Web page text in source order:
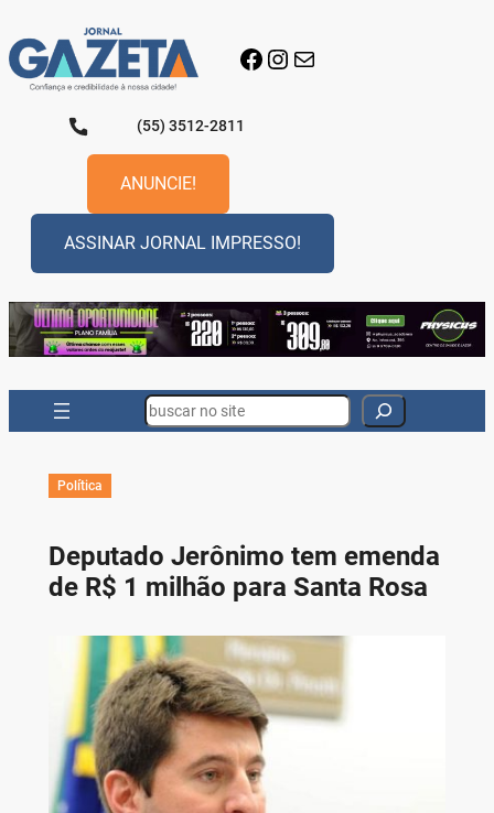
para
o
conteúdo
Facebook
Instagram
E-mail
(55) 3512-2811
ANUNCIE!
ASSINAR JORNAL IMPRESSO!
Search
Política
Deputado Jerônimo tem emenda
de R$ 1 milhão para Santa Rosa